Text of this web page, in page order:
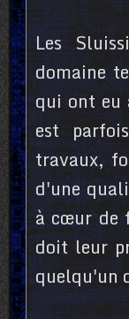
Les
domaine
qui ont eu
est
travaux,
d'une
à cœur de
doit leur
quelqu'un